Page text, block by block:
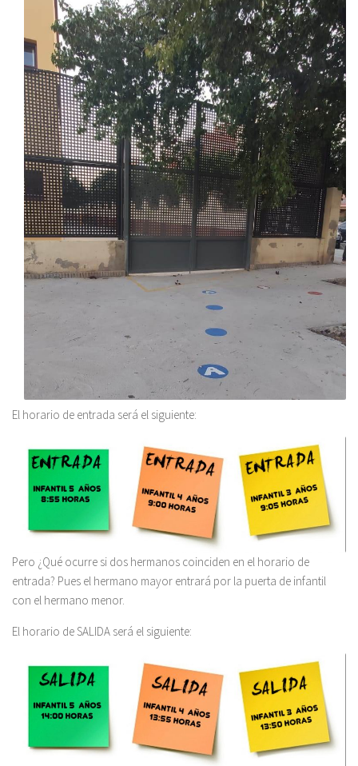
El horario de entrada será el siguiente:
Pero ¿Qué ocurre si dos hermanos coinciden en el horario de
entrada? Pues el hermano mayor entrará por la puerta de infantil
con el hermano menor.
El horario de SALIDA será el siguiente: